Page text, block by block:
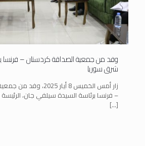
وفد من جمعية الصداقة كردستان –
شرق سوريا
زار أمس الخميس 8 أيار
– فرنسا برئاسة السيدة سيلفي جان، الرئيسة
[…]